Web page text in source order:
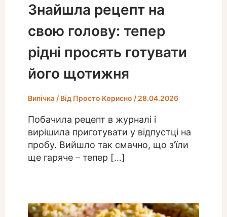
Знайшла рецепт на
свою голову: тепер
рідні просять готувати
його щотижня
Випічка/ Від Просто Корисно / 28.04.2026
Побачила рецепт в журналі і
вирішила приготувати у відпустці на
пробу. Вийшло так смачно, що з’їли
ще гаряче – тепер […]